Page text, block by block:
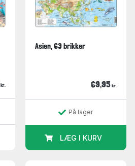
kr.
Asien, 63 brikker
69,95 kr.
På lager
LÆG I KURV